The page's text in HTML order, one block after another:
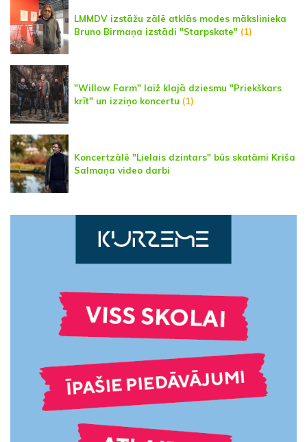
LMMDV izstāžu zālē atklās modes mākslinieka
Bruno Birmaņa izstādi "Starpskate" (1)
"Willow Farm" laiž klajā dziesmu "Priekškars
krīt" un izziņo koncertu (1)
Koncertzālē "Lielais dzintars" būs skatāmi Kriša
Salmaņa video darbi